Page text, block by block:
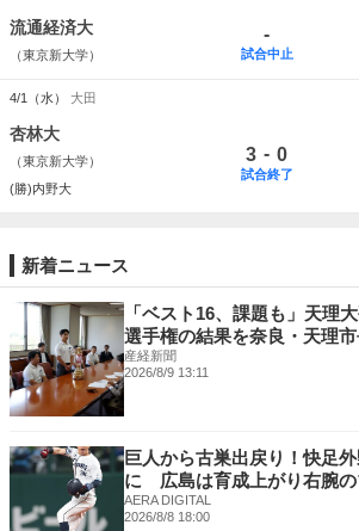
流通経済大
（東京新大学）
-
試合中止
4/1（水） 大田
杏林大
（東京新大学）
(勝)内野大
3 - 0
試合終了
新着ニュース
「ベスト16、課題も」天理
選手権の結果を奈良・天理
産経新聞
2026/8/9 13:11
巨人から古巣出戻り！快足
に 広島は育成上がり右腕の
AERA DIGITAL
2026/8/8 18:00